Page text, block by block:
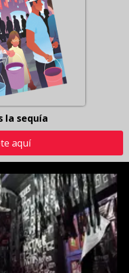
la sequía
aquí